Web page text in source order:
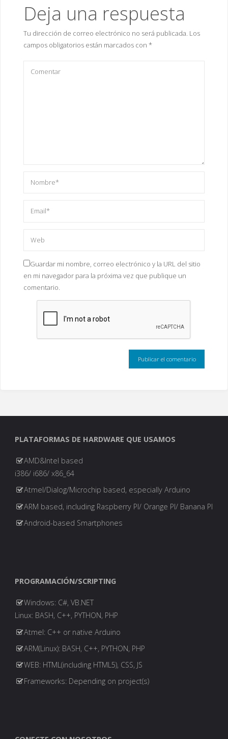
Deja una respuesta
Tu dirección de correo electrónico no será publicada. Los
campos obligatorios están marcados con *
Guardar mi nombre, correo electrónico y la URL del sitio
en mi navegador para la próxima vez que publique un
comentario.
PLATAFORMAS DE HARDWARE QUE USAMOS
AMD&Intel based
i386/ i686/ x86_64
Atmel/Dialog/Microchip based, especially Arduino
ARM based, including Raspberry PI/ Orange PI/ Banana PI
Android-based Smartphones
PROGRAMACIÓN/SCRIPTING
Windows: C#, VB.NET
Linux: BASH, C++, PYTHON, PHP
Atmel: C++ or native Arduino
ARM(Linux): BASH, C++, PYTHON, PHP
WEB: HTML(including HTML5), CSS, JS
Frameworks: Depending on project(s)